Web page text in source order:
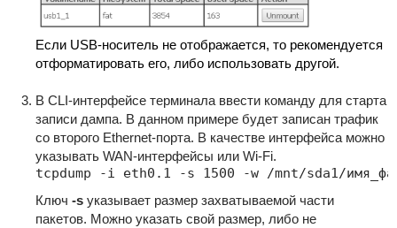
Если USB-носитель не отображается, то рекомендуется
отформатировать его, либо использовать другой.
В CLI-интерфейсе терминала ввести команду для старта
записи дампа. В данном примере будет записан трафик
со второго Ethernet-порта. В качестве интерфейса можно
указывать WAN-интерфейсы или Wi-Fi.
tcpdump -i eth0.1 -s 1500 -w /mnt/sda1/
Ключ -s указывает размер захватываемой части
пакетов. Можно указать свой размер, либо не